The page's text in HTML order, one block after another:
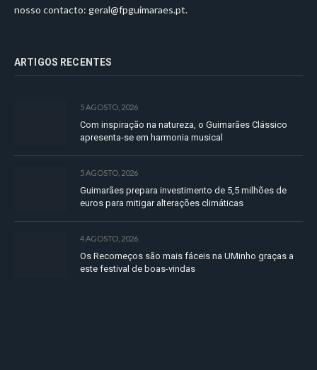
nosso contacto: geral@fpguimaraes.pt.
ARTIGOS RECENTES
5 AGOSTO, 2026
Com inspiração na natureza, o Guimarães Clássico
apresenta-se em harmonia musical
5 AGOSTO, 2026
Guimarães prepara investimento de 5,5 milhões de
euros para mitigar alterações climáticas
4 AGOSTO, 2026
Os Recomeços são mais fáceis na UMinho graças a
este festival de boas-vindas